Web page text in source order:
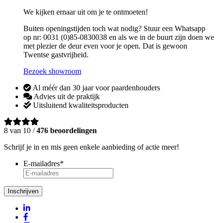
We kijken ernaar uit om je te ontmoeten!
Buiten openingstijden toch wat nodig? Stuur een Whatsapp
op nr: 0031 (0)85-0830038 en als we in de buurt zijn doen we
met plezier de deur even voor je open. Dat is gewoon
Twentse gastvrijheid.
Bezoek showroom
Al méér dan 30 jaar voor paardenhouders
Advies uit de praktijk
Uitsluitend kwaliteitsproducten
8 van 10 /476 beoordelingen
Schrijf je in en mis geen enkele aanbieding of actie meer!
E-mailadres*
Inschrijven